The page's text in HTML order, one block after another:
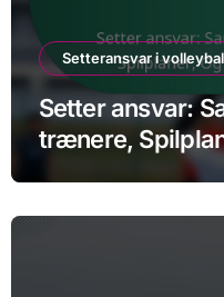
Setteransvar i
Setter ansvar:
trænere,